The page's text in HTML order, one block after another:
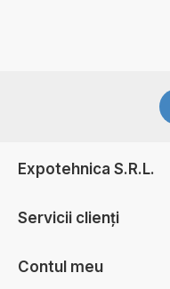
Expotehnica S.R.L.
Servicii clienți
Contul meu